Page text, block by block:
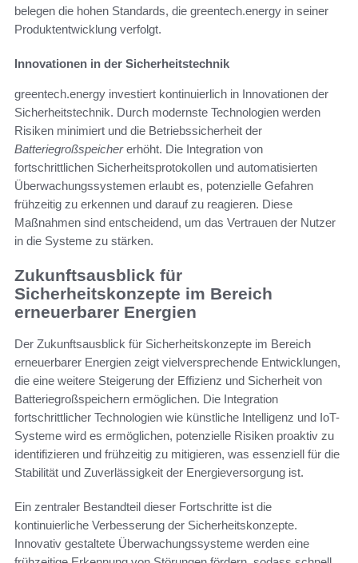
belegen die hohen Standards, die greentech.energy in seiner
Produktentwicklung verfolgt.
Innovationen in der Sicherheitstechnik
greentech.energy investiert kontinuierlich in Innovationen der
Sicherheitstechnik. Durch modernste Technologien werden
Risiken minimiert und die Betriebssicherheit der
Batteriegroßspeichererhöht. Die Integration von
fortschrittlichen Sicherheitsprotokollen und automatisierten
Überwachungssystemen erlaubt es, potenzielle Gefahren
frühzeitig zu erkennen und darauf zu reagieren. Diese
Maßnahmen sind entscheidend, um das Vertrauen der Nutzer
in die Systeme zu stärken.
Zukunftsausblick für
Sicherheitskonzepte im Bereich
erneuerbarer Energien
Der Zukunftsausblick für Sicherheitskonzepte im Bereich
erneuerbarer Energien zeigt vielversprechende Entwicklungen,
die eine weitere Steigerung der Effizienz und Sicherheit von
Batteriegroßspeichern ermöglichen. Die Integration
fortschrittlicher Technologien wie künstliche Intelligenz und IoT-
Systeme wird es ermöglichen, potenzielle Risiken proaktiv zu
identifizieren und frühzeitig zu mitigieren, was essenziell für die
Stabilität und Zuverlässigkeit der Energieversorgung ist.
Ein zentraler Bestandteil dieser Fortschritte ist die
kontinuierliche Verbesserung der Sicherheitskonzepte.
Innovativ gestaltete Überwachungssysteme werden eine